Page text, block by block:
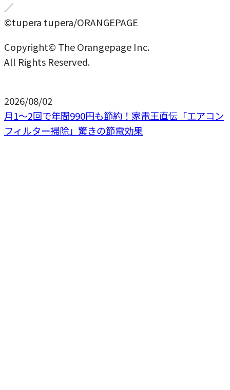
／
©tupera tupera/ORANGEPAGE
Copyright© The Orangepage Inc.
All Rights Reserved.
2026/08/02
月1〜2回で年間990円も節約！家電王直伝「エアコン
フィルター掃除」驚きの節電効果